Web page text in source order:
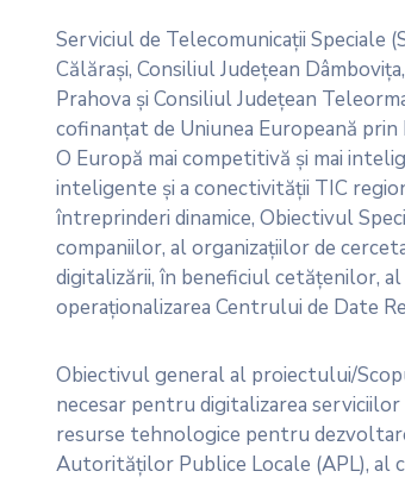
Serviciul de Telecomunicații Speciale
Călărași, Consiliul Județean
Prahova și Consiliul Județean
cofinanțat de Uniunea Europeană
O Europă mai competitivă și mai
inteligente și a conectivității TIC
întreprinderi dinamice, Obiectivul
companiilor, al organizațiilor de
digitalizării, în beneficiul cetățenilor,
operaționalizarea Centrului de Date
Obiectivul general al proiectului/
necesar pentru digitalizarea
resurse tehnologice pentru
Autorităților Publice Locale (APL), al